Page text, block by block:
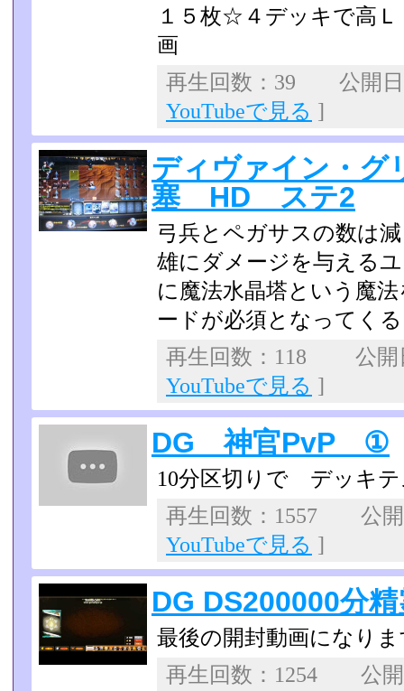
１５枚☆４デッキで高
画
再生回数：39 公開
YouTubeで見る ]
ディヴァイン・グ
塞 HD ステ2
弓兵とペガサスの数は
雄にダメージを与える
に魔法水晶塔という魔
ードが必須となってく
再生回数：118 公
YouTubeで見る ]
DG 神官PvP ①
10分区切りで デッキ
再生回数：1557 公
YouTubeで見る ]
DG DS200000分
最後の開封動画になり
再生回数：1254 公